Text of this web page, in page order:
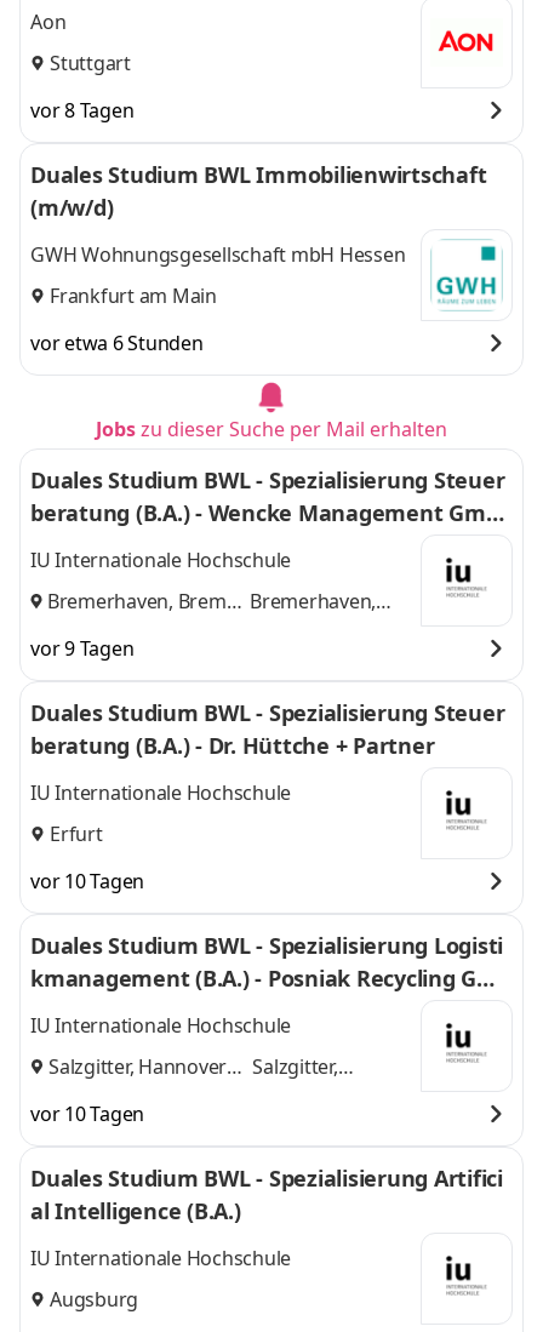
Aon
Stuttgart
vor 8 Tagen
Duales Studium BWL Immobilienwirtschaft
(m/w/d)
GWH Wohnungsgesellschaft mbH Hessen
Frankfurt am Main
vor etwa 6 Stunden
Jobszu dieser Suche per Mail erhalten
Duales Studium BWL - Spezialisierung Steuer
beratung (B.A.) - Wencke Management Gmb
H
IU Internationale Hochschule
Bremerhaven, Bremen Bremerhaven,
vor 9 Tagen
Duales Studium BWL - Spezialisierung Steuer
beratung (B.A.) - Dr. Hüttche + Partner
IU Internationale Hochschule
Erfurt
vor 10 Tagen
Duales Studium BWL - Spezialisierung Logisti
kmanagement (B.A.) - Posniak Recycling Gmb
H
IU Internationale Hochschule
Salzgitter, Hannover
Salzgitter,
vor 10 Tagen
Duales Studium BWL - Spezialisierung Artifici
al Intelligence (B.A.)
IU Internationale Hochschule
Augsburg